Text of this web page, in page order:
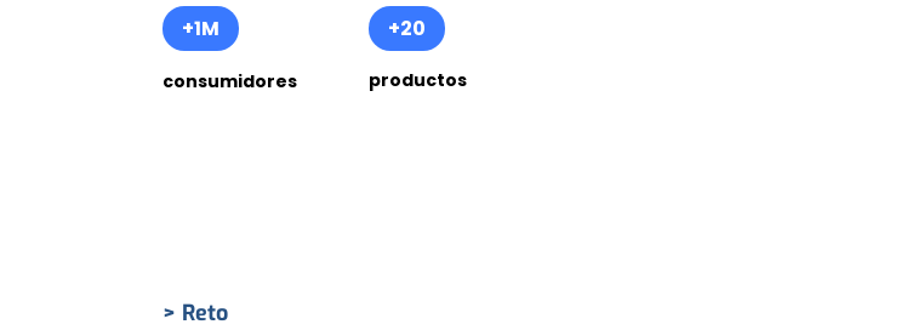
+1M
consumidores
+20
productos
> Reto